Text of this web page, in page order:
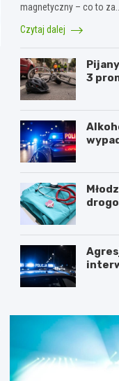
magnetyczny – co to za…
Czytaj dalej
3